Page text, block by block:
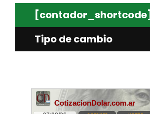
[contador_shortcode]
Tipo de cambio